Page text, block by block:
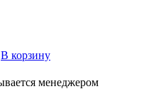
В корзину
менеджером